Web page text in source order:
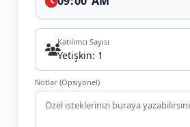
Katılımcı Sayısı
Yetişkin: 1
Notlar (Opsiyonel)